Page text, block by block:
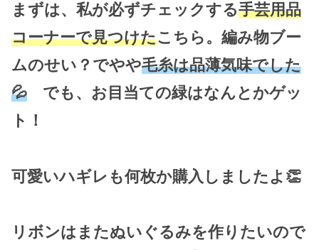
まずは、私が必ずチェックする手芸用品
コーナーで見つけたこちら。編み物ブー
ムのせい？でやや毛糸は品薄気味でした
💦 でも、お目当ての緑はなんとかゲッ
ト！
可愛いハギレも何枚か購入しましたよ👏
リボンはまたぬいぐるみを作りたいので